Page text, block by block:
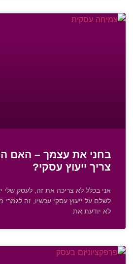
בחני את עצמך – האם
צריך ייעוץ עסקי?
אני בכלל לא צריכה את זה, לעסק שלי
לשלם על ייעוץ עסקי עכשיו, זה לגמרי
לא יודעת את